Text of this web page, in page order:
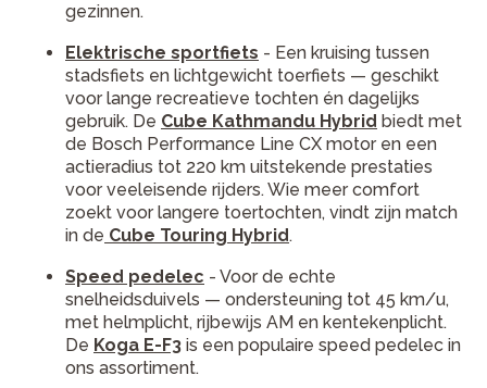
gezinnen.
Elektrische sportfiets - Een kruising tussen
stadsfiets en lichtgewicht toerfiets — geschikt
voor lange recreatieve tochten én dagelijks
gebruik. De Cube Kathmandu Hybrid biedt met
de Bosch Performance Line CX motor en een
actieradius tot 220 km uitstekende prestaties
voor veeleisende rijders. Wie meer comfort
zoekt voor langere toertochten, vindt zijn match
in de Cube Touring Hybrid.
Speed pedelec - Voor de echte
snelheidsduivels — ondersteuning tot 45 km/u,
met helmplicht, rijbewijs AM en kentekenplicht.
De Koga E-F3 is een populaire speed pedelec in
ons assortiment.